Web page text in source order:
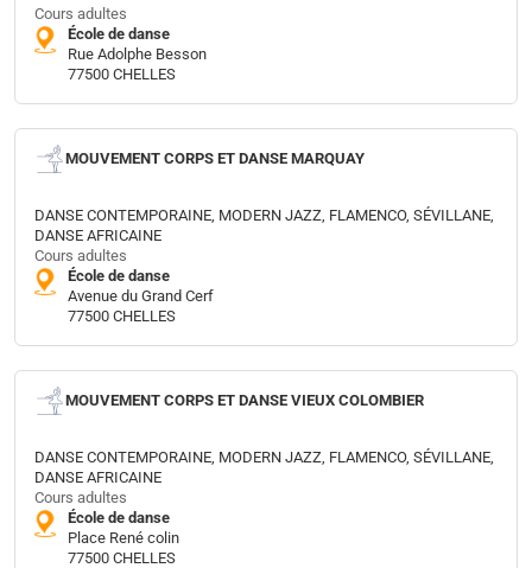
Cours adultes
École de danse
Rue Adolphe Besson
77500 CHELLES
MOUVEMENT CORPS ET DANSE MARQUAY
DANSE CONTEMPORAINE, MODERN JAZZ, FLAMENCO, SÉVILLANE,
DANSE AFRICAINE
Cours adultes
École de danse
Avenue du Grand Cerf
77500 CHELLES
MOUVEMENT CORPS ET DANSE VIEUX COLOMBIER
DANSE CONTEMPORAINE, MODERN JAZZ, FLAMENCO, SÉVILLANE,
DANSE AFRICAINE
Cours adultes
École de danse
Place René colin
77500 CHELLES